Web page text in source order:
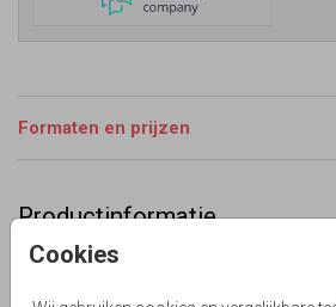
Cookies
Formaten en prijzen
Productinformatie
Omschrijving